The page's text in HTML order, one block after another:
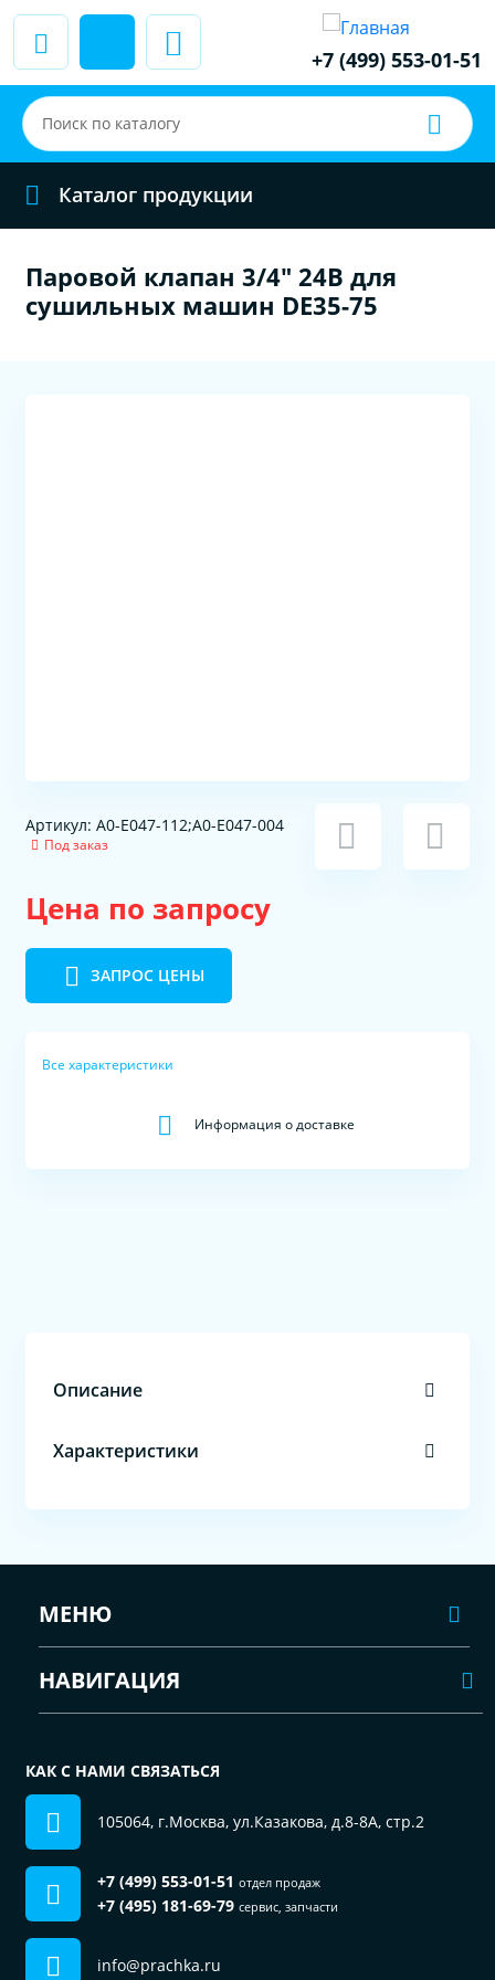
+7 (499) 553-01-51
Каталог продукции
Паровой клапан 3/4" 24В для
сушильных машин DE35-75
Артикул: A0-E047-112;A0-E047-004
Под заказ
Цена по запросу
ЗАПРОС ЦЕНЫ
Все характеристики
Информация о доставке
Описание
Характеристики
МЕНЮ
НАВИГАЦИЯ
КАК С НАМИ СВЯЗАТЬСЯ
105064, г.Москва, ул.Казакова, д.8-8А, стр.2
+7 (499) 553-01-51 отдел продаж
+7 (495) 181-69-79 сервис, запчасти
info@prachka.ru